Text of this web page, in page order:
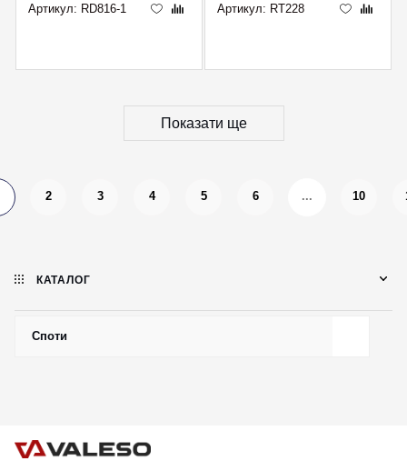
Артикул: RD816-1 Артикул: RT228
Показати ще
2 3 4 5 6 ... 10
КАТАЛОГ
Споти